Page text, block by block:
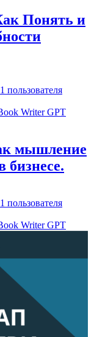
Понять и
1 пользователя
Writer GPT
мышление
бизнесе.
1 пользователя
Writer GPT